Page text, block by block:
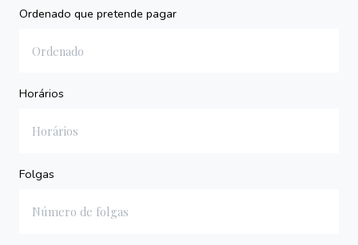
Ordenado que pretende pagar
Horários
Folgas